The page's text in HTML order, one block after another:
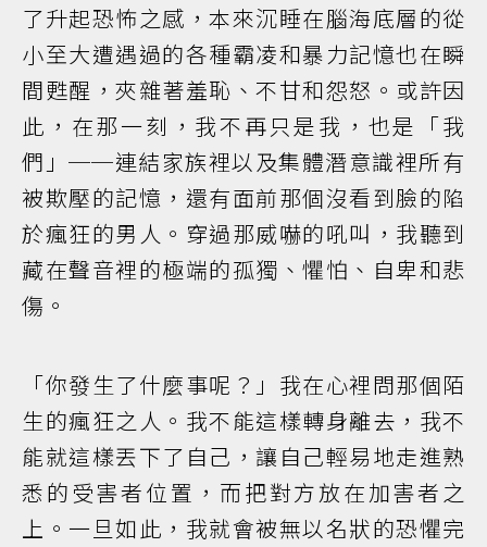
了升起恐怖之感，本來沉睡在腦海底層的從
小至大遭遇過的各種霸凌和暴力記憶也在瞬
間甦醒，夾雜著羞恥、不甘和怨怒。或許因
此，在那一刻，我不再只是我，也是「我
們」──連結家族裡以及集體潛意識裡所有
被欺壓的記憶，還有面前那個沒看到臉的陷
於瘋狂的男人。穿過那威嚇的吼叫，我聽到
藏在聲音裡的極端的孤獨、懼怕、自卑和悲
傷。
「你發生了什麼事呢？」我在心裡問那個陌
生的瘋狂之人。我不能這樣轉身離去，我不
能就這樣丟下了自己，讓自己輕易地走進熟
悉的受害者位置，而把對方放在加害者之
上。一旦如此，我就會被無以名狀的恐懼完